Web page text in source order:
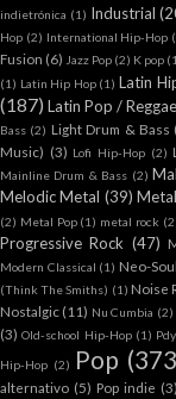
indietrónica (1) Industrial
Hop (2) International Hip-Hop
Fusion (6) Jazz Pop (2) K pop
(1) Latin Hip Hop (1) Latin
(187) Latin Pop /
Bass (2) Light Drum & Bass
Music) (3) Lofi Hip-Hop (2)
Mainline Drum & Bass (2)
Melodic Metal (39) Metal
(2) Metal Pop (1) metal rock
Progressive Rock (47)
Modern Classical (1) Neo-Soul
(Think The Smiths) (1) Noise
Nostalgic (11) Nu Cumbia (2)
(3) Old-school Hip-Hop (1)
Hip-Hop (2) Pop
alternativo (5) Pop indie (3)